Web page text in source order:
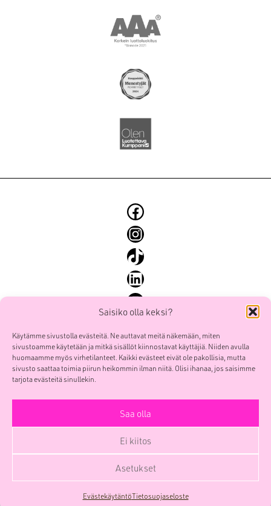
Saisiko olla keksi?
Käytämme sivustolla evästeitä. Ne auttavat meitä näkemään, miten
sivustoamme käytetään ja mitkä sisällöt kiinnostavat käyttäjiä. Niiden avulla
huomaamme myös virhetilanteet. Kaikki evästeet eivät ole pakollisia, mutta
sivusto saattaa toimia piirun heikommin ilman niitä. Olisi ihanaa, jos saisimme
tarjota evästeitä sinullekin.
Saa olla
Ei kiitos
Asetukset
EvästekäytäntöTietosuojaseloste
SMOYTALK
Brändi ja identiteetti
Digitaaliset ratkaisut
Konseptit ja kampanjat
Sisällöntuotanto ja some
Yhteiskunnallinen markkinointi
Mainostoimisto Smoy Oy
POOL Verk
Sörnäistenkatu 1
etunimi.sukunimi(at)smoy.com
Y-tunnus 0741439-6
Facebook
Instagram
LinkedIn
YouTube
Facebook
Instagram
TikTok
LinkedIn
YouTube
Etusivu
Palvelut
Me
Yhteys
Yritys
SmoyTalk